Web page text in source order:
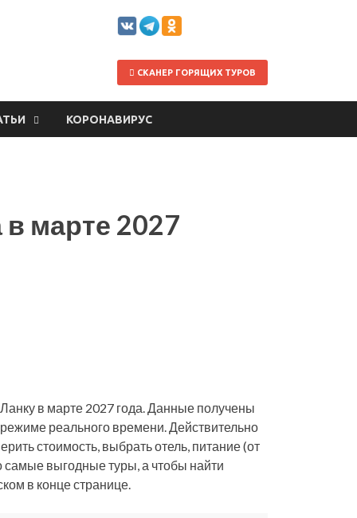
СКАНЕР ГОРЯЩИХ ТУРОВ
КОРОНАВИРУС
марте 2027
в марте 2027 года. Данные получены
реального времени. Действительно
стоимость, выбрать отель, питание (от
самые выгодные туры, а чтобы найти
в конце странице.